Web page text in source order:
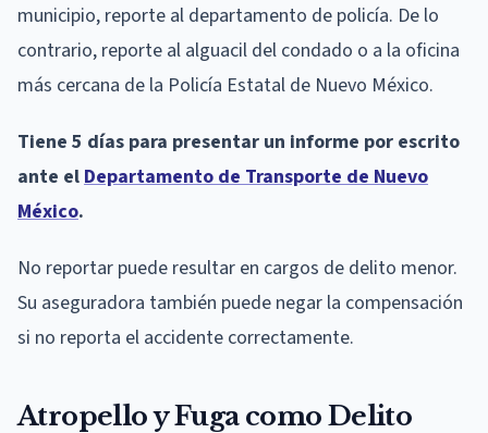
municipio, reporte al departamento de policía. De lo
contrario, reporte al alguacil del condado o a la oficina
más cercana de la Policía Estatal de Nuevo México.
Tiene 5 días para presentar un informe por escrito
ante el Departamento de Transporte de Nuevo
México.
No reportar puede resultar en cargos de delito menor.
Su aseguradora también puede negar la compensación
si no reporta el accidente correctamente.
Atropello y Fuga como Delito